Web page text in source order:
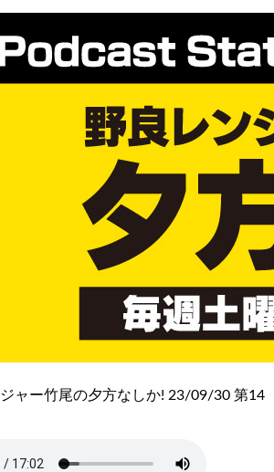
ャー竹尾の夕方なしか! 23/09/30 第14